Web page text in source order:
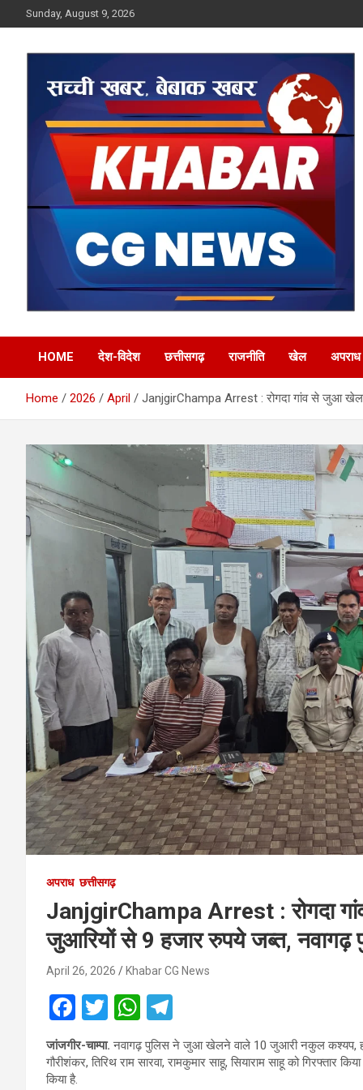
to
Sunday, August 9, 2026
Khabar CG News
HOME देश-विदेश छत्तीसगढ़ राजनीति खेल अपराध
Home 2026 April JanjgirChampa Arrest : रोगदा गांव से जुआ खेलते
अपराध छत्तीसगढ़
JanjgirChampa Arrest : रोगदा
जुआरियों से 9 हजार रुपये जब्त, नवागढ़
April 26, 2026 Khabar CG News
F
a
ce
T
wi
tt
W
h
at
el
e
जांजगीर-चाम्पा. नवागढ़ पुलिस ने जुआ खेलने वाले 10 जुआरी नकुल कश्यप,
गौरीशंकर, तिरिथ राम सारवा, रामकुमार साहू, सियाराम साहू को
किया है.